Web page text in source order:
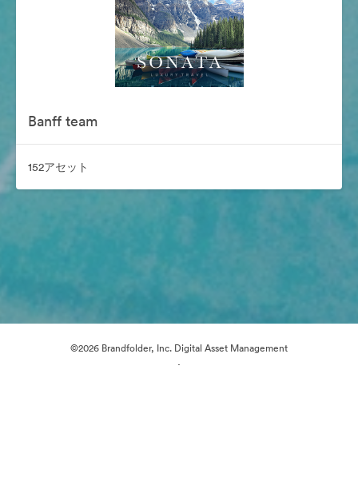
Banff team
152アセット
©2026 Brandfolder, Inc. Digital Asset Management
·